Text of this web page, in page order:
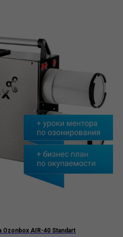
Ozonbox AIR-40 Standart